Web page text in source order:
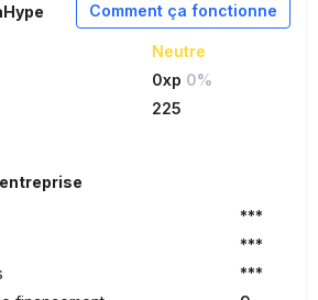
Comment ça fonctionne
Neutre
0xp 0%
225
***
***
***